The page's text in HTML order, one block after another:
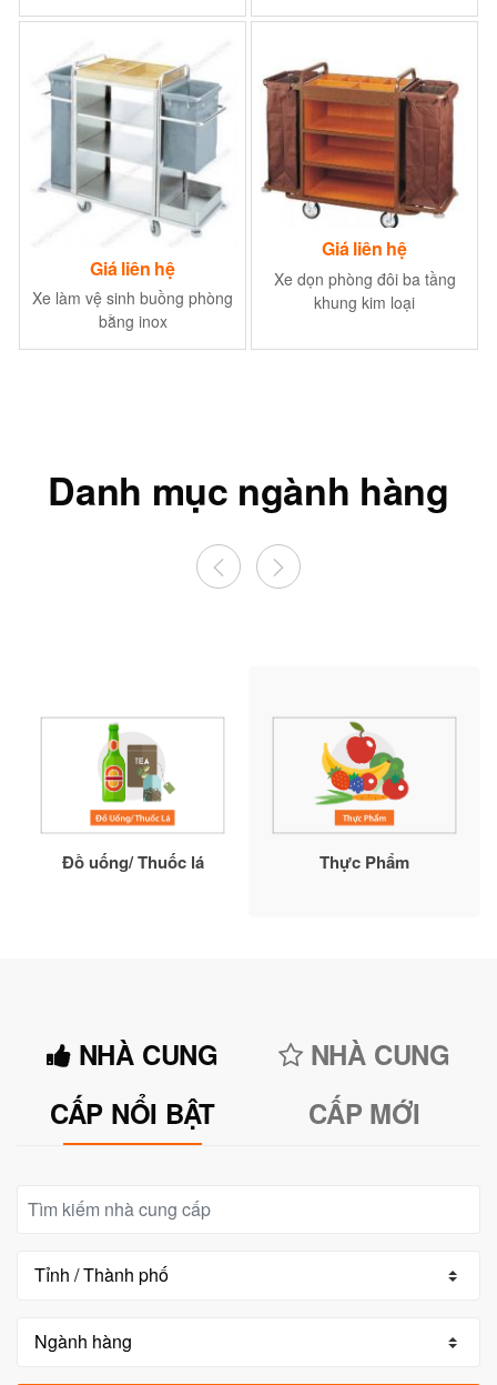
Giá liên hệ
Xe làm vệ sinh buồng phòng
bằng inox
Giá liên hệ
Xe dọn phòng đôi ba tầng
khung kim loại
Danh mục ngành hàng
Đồ uống/ Thuốc lá Thực Phẩm
NHÀ CUNG
CẤP NỔI BẬT
NHÀ CUNG
CẤP MỚI